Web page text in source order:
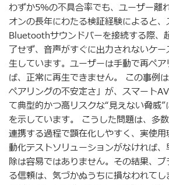
わずか5％の不具合率でも、ユーザー離
オンの長年にわたる検証経験によると
Bluetoothサウンドバーを接続する際、
了せず、音声がすぐに出力されないケ
生しています。ユーザーは手動で再ペ
ば、正常に再生できません。 この事例
ペアリングの不安定さ」が、スマート
て典型的かつ高リスクな“見えない脅威
を示しています。 こうした問題は、多
連携する過程で顕在化しやすく、実使
動化テストソリューションがなければ
除は容易ではありません。その結果、
る信頼は、気づかぬうちに損なわれて